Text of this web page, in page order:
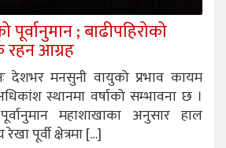
; बाढीपहिरोको
रहन आग्रह
देशभर मनसुनी वायुको प्रभाव कायम
स्थानमा वर्षाको सम्भावना छ ।
महाशाखाका अनुसार हाल
पूर्वी क्षेत्रमा […]